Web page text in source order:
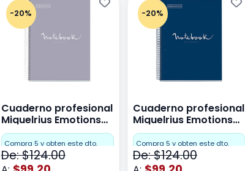
-20%
Cuaderno profesional
Miquelrius Emotions
raya 80 hojas Gris
Compra 5 y obten este dto.
De: $124.00
-20%
Cuaderno profesional
Miquelrius Emotions
Dots 80 hojas
Compra 5 y obten este dto.
De: $124.00